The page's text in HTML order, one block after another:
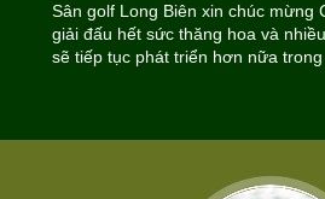
Sân golf Long Biên xin chúc mừng
giải đấu hết sức thăng hoa và
sẽ tiếp tục phát triển hơn nữa